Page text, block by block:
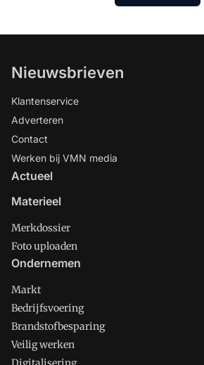
Nieuwsbrieven
Klantenservice
Adverteren
Contact
Werken bij VMN media
Actueel
Materieel
Merkdossier
Foto uploaden
Ondernemen
Markt
Bedrijfsvoering
Brandstofbesparing
Veilig werken